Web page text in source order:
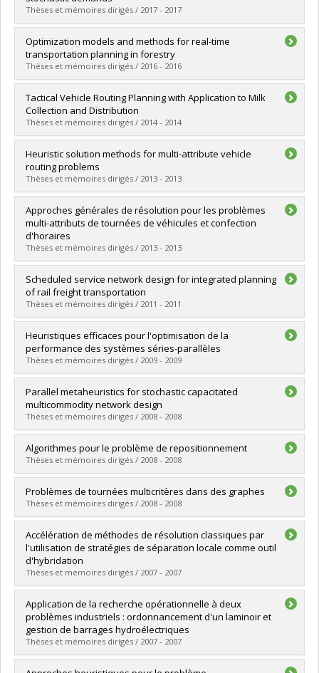
Diplôme obtenu :Ph. D.
Lien vers le document dans Papyrus
Thèses et mémoires dirigés / 2017 - 2017
Diplômé(e) : Salavati-Khoshghalb, Majid
Cycle :Doctorat
Diplôme obtenu :Ph. D.
Lien vers le document dans Papyrus
Optimization models and methods for real-time
transportation planning in forestry
Thèses et mémoires dirigés / 2016 - 2016
Diplômé(e) :Amrouss, Amine
Cycle :Doctorat
Diplôme obtenu :Ph. D.
Lien vers le document dans Papyrus
Tactical Vehicle Routing Planning with Application to Milk
Collection and Distribution
Thèses et mémoires dirigés / 2014 - 2014
Diplômé(e) :Dayarian, Iman
Cycle :Doctorat
Diplôme obtenu :Ph. D.
Lien vers le document dans Papyrus
Heuristic solution methods for multi-attribute vehicle
routing problems
Thèses et mémoires dirigés / 2013 - 2013
Diplômé(e) :Rahimi Vahed, Alireza
Cycle :Doctorat
Diplôme obtenu :
Lien vers le document dans Papyrus
Approches générales de résolution pour les problèmes
multi-attributs de tournées de véhicules et confection
d'horaires
Thèses et mémoires dirigés / 2013 - 2013
Diplômé(e) :Vidal, Thibaut
Cycle :Doctorat
Diplôme obtenu :Ph. D.
Lien vers le document dans Papyrus
Scheduled service network design for integrated planning
of rail freight transportation
Thèses et mémoires dirigés / 2011 - 2011
Diplômé(e) : Zhu, Endong
Cycle :Doctorat
Diplôme obtenu :Ph. D.
Lien vers le document dans Papyrus
Heuristiques efficaces pour l'optimisation de la
performance des systèmes séries-parallèles
Thèses et mémoires dirigés / 2009 - 2009
Diplômé(e) :Ouzineb, Mohamed
Cycle :Doctorat
Diplôme obtenu :Ph. D.
Lien vers le document dans Papyrus
Parallel metaheuristics for stochastic capacitated
multicommodity network design
Thèses et mémoires dirigés / 2008 - 2008
Diplômé(e) :Fu, Xiaorui
Cycle : Maîtrise
Diplôme obtenu :M. Sc.
Lien vers le document dans Papyrus
Algorithmes pour le problème de repositionnement
Thèses et mémoires dirigés / 2008 - 2008
Diplômé(e) :Bordenave, Charles
Cycle : Doctorat
Diplôme obtenu :Ph. D.
Lien vers le document dans Papyrus
Problèmes de tournées multicritères dans des graphes
Thèses et mémoires dirigés / 2008 - 2008
Diplômé(e) :Bérubé, Jean-François
Cycle :Doctorat
Diplôme obtenu :
Lien vers le document dans Papyrus
Accélération de méthodes de résolution classiques par
l'utilisation de stratégies de séparation locale comme outil
d'hybridation
Thèses et mémoires dirigés / 2007 - 2007
Diplômé(e) :Rei, Walter
Cycle :Doctorat
Diplôme obtenu :Ph. D.
Lien vers le document dans Papyrus
Application de la recherche opérationnelle à deux
problèmes industriels : ordonnancement d'un laminoir et
gestion de barrages hydroélectriques
Thèses et mémoires dirigés / 2007 - 2007